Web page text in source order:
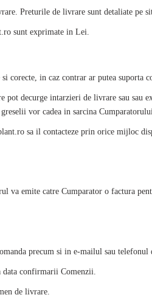
Preturile de livrare sunt detaliate pe
.ro sunt exprimate in Lei.
corecte, in caz contrar ar putea suporta
decurge intarzieri de livrare sau sau
vor cadea in sarcina
.ro sa il contacteze prin orice mijloc
va emite catre Cumparator o factura
precum si in e-mailul sau telefonul
confirmarii Comenzii.
de livrare.